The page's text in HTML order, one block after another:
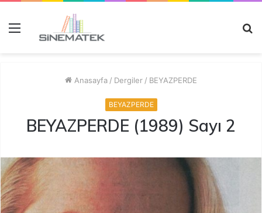
Anasayfa / Dergiler / BEYAZPERDE
BEYAZPERDE
BEYAZPERDE (1989) Sayı 2